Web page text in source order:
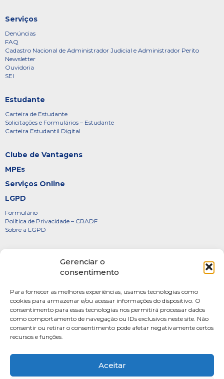
Gerenciar o
consentimento
Para fornecer as melhores experiências, usamos tecnologias como
cookies para armazenar e/ou acessar informações do dispositivo. O
consentimento para essas tecnologias nos permitirá processar dados
como comportamento de navegação ou IDs exclusivos neste site. Não
consentir ou retirar o consentimento pode afetar negativamente certos
recursos e funções.
Aceitar
Serviços
Denúncias
FAQ
Cadastro Nacional de Administrador Judicial e Administrador Perito
Newsletter
Ouvidoria
SEI
Estudante
Carteira de Estudante
Solicitações e Formulários – Estudante
Carteira Estudantil Digital
Clube de Vantagens
MPEs
Serviços Online
LGPD
Formulário
Política de Privacidade – CRADF
Sobre a LGPD
Diretoria
FOTOS
Webmail
Artigos
Escritores do Sistema